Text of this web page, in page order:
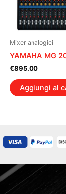
Mixer analogici
YAMAHA MG
€895.00
Aggiungi al